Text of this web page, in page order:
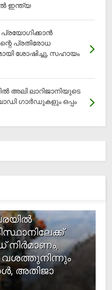
ഇന്ത്യ
പ്രതിരോധ
ശോഷിച്ചു, സഹായം
അലി ലാറിജാനിയുടെ
ഗാര്‍ഡുകളും ഒപ്പം
വശത്തുനിന്നും
അതിജാ​